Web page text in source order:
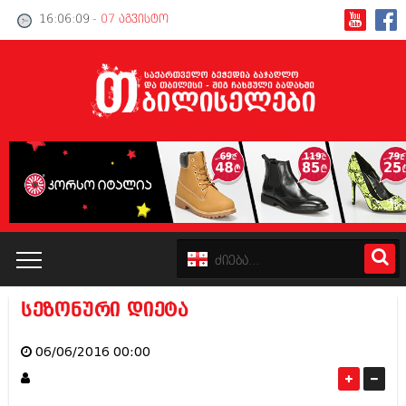
16:06:09 - 07 აგვისტო
კატალოგი
სეზონური დიეტა
06/06/2016 00:00